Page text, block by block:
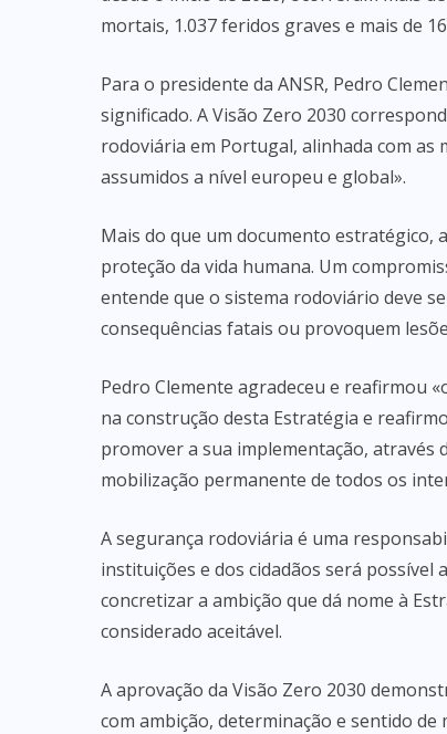
mortais, 1.037 feridos graves e mais de
Para o presidente da ANSR, Pedro
significado. A Visão Zero 2030
rodoviária em Portugal, alinhada com
assumidos a nível europeu e global».
Mais do que um documento estratégico,
proteção da vida humana. Um
entende que o sistema rodoviário deve
consequências fatais ou provoquem
Pedro Clemente agradeceu e reafirmou
na construção desta Estratégia e
promover a sua implementação, através
mobilização permanente de todos os
A segurança rodoviária é uma
instituições e dos cidadãos será
concretizar a ambição que dá nome à
considerado aceitável.
A aprovação da Visão Zero 2030
com ambição, determinação e sentido